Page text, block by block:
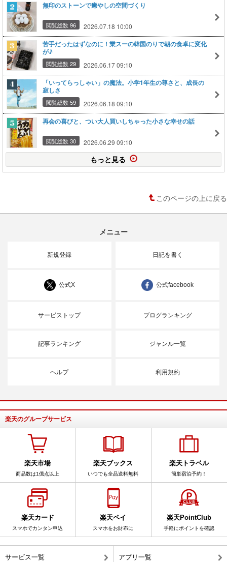
無印のストーンで癒やしの空間づくり
閲覧総数 96 2026.07.18 10:00
苦手だったはずなのに！業スーの韓国のりで朝の食卓に変化
が♪
閲覧総数 29 2026.06.17 09:10
「いってらっしゃい」の魔法。小学1年生の尊さと、成長の
寂しさ
閲覧総数 59 2026.06.18 09:10
再会の喜びと、つい大人買いしちゃった小さな幸せの話
閲覧総数 30 2026.06.29 09:10
もっと見る
このページの上に戻る
メニュー
新規登録 日記を書く
公式X 公式facebook
サービストップ ブログランキング
記事ランキング ジャンル一覧
ヘルプ 利用規約
楽天のグループサービス
楽天市場
商品数は1億点以上
楽天ブックス
いつでも全品送料無料
楽天トラベル
簡単宿泊予約！
楽天カード
スマホでカンタン申込
楽天ペイ
スマホをお財布に
楽天PointClub
手軽にポイントを確認
サービス一覧 アプリ一覧